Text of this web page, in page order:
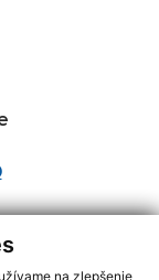
na zlepšenie